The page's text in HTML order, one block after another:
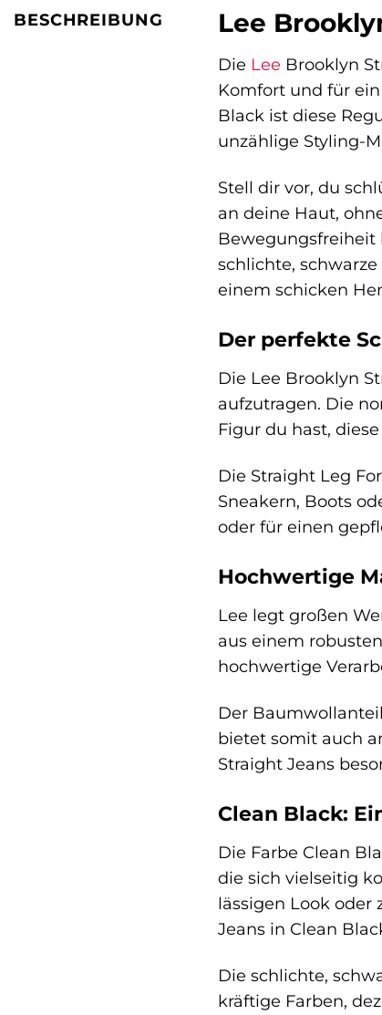
BESCHREIBUNG Lee
Die Lee Brooklyn
Komfort und für
Black ist diese
unzählige Styling-
Stell dir vor, du
an deine Haut,
Bewegungsfreiheit
schlichte,
einem schicken
Der perfekte
Die Lee Brooklyn
aufzutragen. Die
Figur du hast,
Die Straight Leg
Sneakern, Boots
oder für einen
Hochwertige
Lee legt großen
aus einem
hochwertige
Der
bietet somit auch
Straight Jeans
Clean Black:
Die Farbe Clean
die sich vielseitig
lässigen Look
Jeans in Clean
Die schlichte,
kräftige Farben,